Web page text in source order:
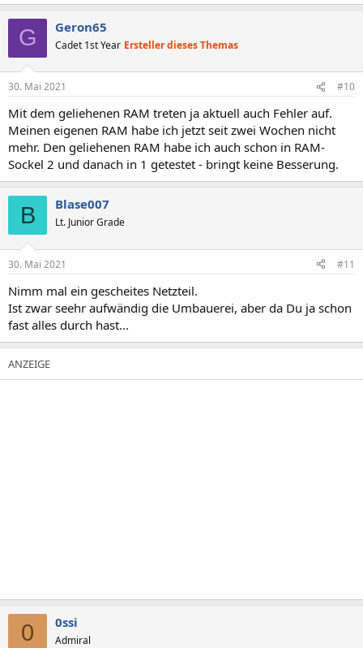
G Geron65
Cadet 1st Year Ersteller dieses Themas
30. Mai 2021 #10
Mit dem geliehenen RAM treten ja aktuell auch Fehler auf.
Meinen eigenen RAM habe ich jetzt seit zwei Wochen nicht
mehr. Den geliehenen RAM habe ich auch schon in RAM-
Sockel 2 und danach in 1 getestet - bringt keine Besserung.
B Blase007
Lt. Junior Grade
30. Mai 2021 #11
Nimm mal ein gescheites Netzteil.
Ist zwar seehr aufwändig die Umbauerei, aber da Du ja schon
fast alles durch hast...
0 0ssi
Admiral